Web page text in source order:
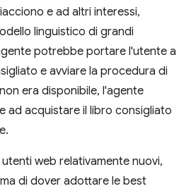
e ad altri interessi,
linguistico di grandi
potrebbe portare l'utente a
e avviare la procedura di
era disponibile, l'agente
ad acquistare il libro consigliato
web relativamente nuovi,
di dover adottare le best